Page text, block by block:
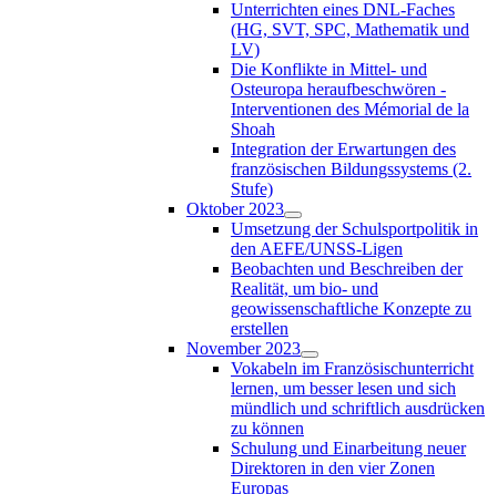
Unterrichten eines DNL-Faches
(HG, SVT, SPC, Mathematik und
LV)
Die Konflikte in Mittel- und
Osteuropa heraufbeschwören -
Interventionen des Mémorial de la
Shoah
Integration der Erwartungen des
französischen Bildungssystems (2.
Stufe)
Oktober 2023
Umsetzung der Schulsportpolitik in
den AEFE/UNSS-Ligen
Beobachten und Beschreiben der
Realität, um bio- und
geowissenschaftliche Konzepte zu
erstellen
November 2023
Vokabeln im Französischunterricht
lernen, um besser lesen und sich
mündlich und schriftlich ausdrücken
zu können
Schulung und Einarbeitung neuer
Direktoren in den vier Zonen
Europas